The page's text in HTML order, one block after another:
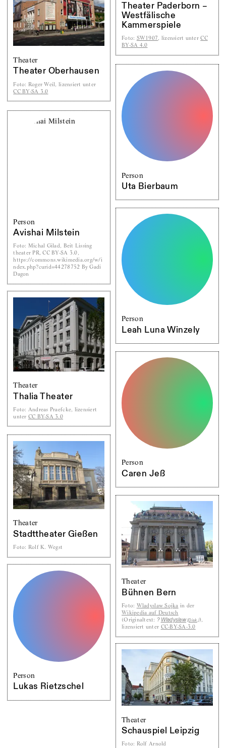
Theater Paderborn –
Westfälische
Kammerspiele
Foto: SW1907, lizensiert unterCC
BY-SA 4.0
Theater
Theater Oberhausen
Foto: Roger Weil, lizensiert unter
CC BY-SA 3.0
Person
Uta Bierbaum
Person
Avishai Milstein
Foto: Michal Gilad, Beit Lissing
theater PR, CC BY-SA 3.0,
https://commons.wikimedia.org/w/i
ndex.php?curid=44278752 By Gadi
Dagon
Person
Leah Luna Winzely
Theater
Thalia Theater
Foto: Andreas Praefcke, lizensiert
unter CC BY-SA 3.0
Person
Caren Jeß
Theater
Stadttheater Gießen
Foto: Rolf K. Wegst
Theater
Bühnen Bern
Foto: Wladyslaw Sojka in der
Wikipedia auf Deutsch
(Originaltext: ? Wladyslaw [Disk.]),
lizensiert unter CC-BY-SA-3.0
Person
Lukas Rietzschel
Theater
Schauspiel Leipzig
Foto: Rolf Arnold